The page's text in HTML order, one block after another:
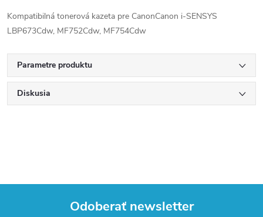
Kompatibilná tonerová kazeta pre CanonCanon i-SENSYS
LBP673Cdw, MF752Cdw, MF754Cdw
Parametre produktu
Diskusia
Odoberať newsletter